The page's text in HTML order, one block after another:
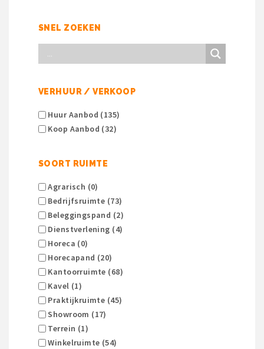
SNEL ZOEKEN
VERHUUR / VERKOOP
Huur Aanbod (135)
Koop Aanbod (32)
SOORT RUIMTE
Agrarisch (0)
Bedrijfsruimte (73)
Beleggingspand (2)
Dienstverlening (4)
Horeca (0)
Horecapand (20)
Kantoorruimte (68)
Kavel (1)
Praktijkruimte (45)
Showroom (17)
Terrein (1)
Winkelruimte (54)